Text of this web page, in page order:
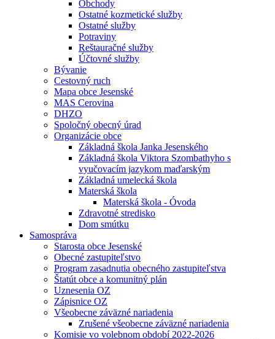
Obchody
Ostatné kozmetické služby
Ostatné služby
Potraviny
Reštauračné služby
Účtovné služby
Bývanie
Cestovný ruch
Mapa obce Jesenské
MAS Cerovina
DHZO
Spoločný obecný úrad
Organizácie obce
Základná škola Janka Jesenského
Základná škola Viktora Szombathyho s
vyučovacím jazykom maďarským
Základná umelecká škola
Materská škola
Materská škola - Óvoda
Zdravotné stredisko
Dom smútku
Samospráva
Starosta obce Jesenské
Obecné zastupiteľstvo
Program zasadnutia obecného zastupiteľstva
Štatút obce a komunitný plán
Uznesenia OZ
Zápisnice OZ
Všeobecne záväzné nariadenia
Zrušené všeobecne záväzné nariadenia
Komisie vo volebnom období 2022-2026